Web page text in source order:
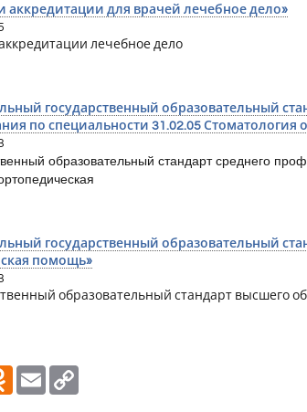
аккредитации для врачей лечебное дело»
лечебное дело
государственный образовательный
по специальности 31.02.05 Стоматология
образовательный стандарт среднего
государственный образовательный
помощь»
образовательный стандарт высшего
Odnoklassniki
Email